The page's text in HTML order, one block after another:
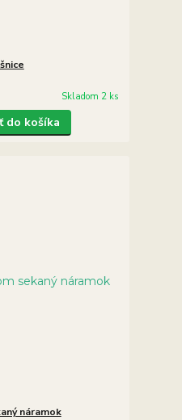
Skladom 2 ks
do košíka
náramok